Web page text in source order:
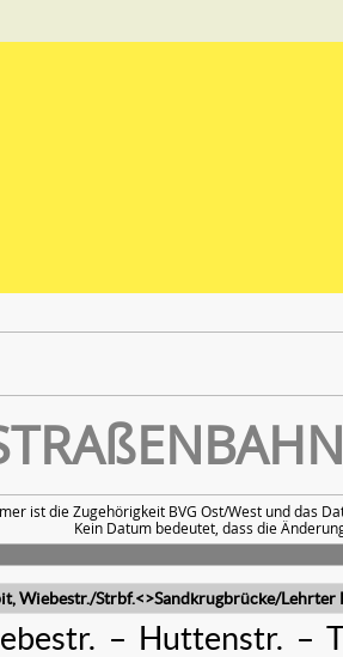
ist die Zugehörigkeit BVG Ost/West und das
Kein Datum bedeutet, dass die
Wiebestr./Strbf.<>Sandkrugbrücke/Lehrter
– Huttenstr. –